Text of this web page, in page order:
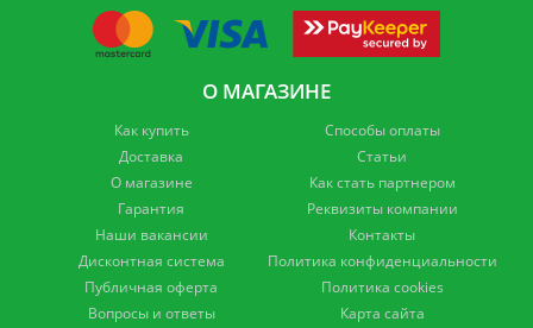
О МАГАЗИНЕ
Как купить
Доставка
О магазине
Гарантия
Наши вакансии
Дисконтная система
Публичная оферта
Вопросы и ответы
Способы оплаты
Статьи
Как стать партнером
Реквизиты компании
Контакты
Политика конфиденциальности
Политика cookies
Карта сайта